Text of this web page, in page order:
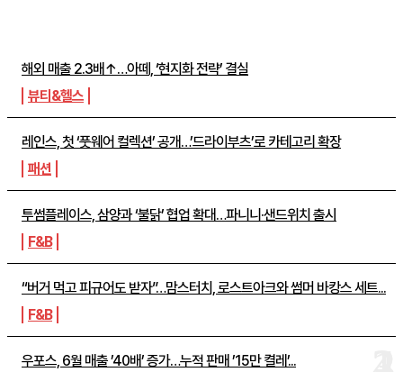
해외 매출 2.3배↑…아떼, ‘현지화 전략’ 결실
뷰티&헬스
레인스, 첫 ‘풋웨어 컬렉션’ 공개…’드라이부츠’로 카테고리 확장
패션
투썸플레이스, 삼양과 ‘불닭’ 협업 확대…파니니·샌드위치 출시
F&B
“버거 먹고 피규어도 받자”…맘스터치, 로스트아크와 썸머 바캉스 세트...
F&B
우포스, 6월 매출 ’40배’ 증가…누적 판매 ’15만 켤레’...